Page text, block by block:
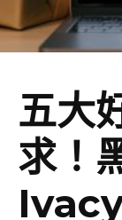
五大
求！